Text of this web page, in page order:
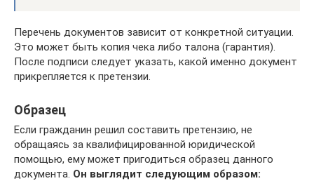
Перечень документов зависит от конкретной ситуации.
Это может быть копия чека либо талона (гарантия).
После подписи следует указать, какой именно документ
прикрепляется к претензии.
Образец
Если гражданин решил составить претензию, не
обращаясь за квалифицированной юридической
помощью, ему может пригодиться образец данного
документа. Он выглядит следующим образом: